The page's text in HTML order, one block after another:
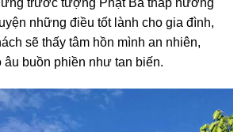
trước tượng Phật Bà thắp hương
những điều tốt lành cho gia đình,
sẽ thấy tâm hồn mình an nhiên,
âu buồn phiền như tan biến.